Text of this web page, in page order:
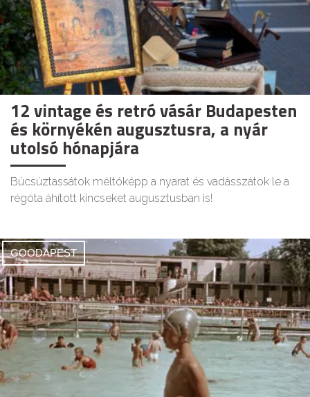
12 vintage és retró vásár Budapesten
és környékén augusztusra, a nyár
utolsó hónapjára
Búcsúztassátok méltóképp a nyarat és vadásszátok le a
régóta áhított kincseket augusztusban is!
GOODAPEST